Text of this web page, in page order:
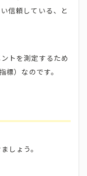
信頼している、と
トを測定するため
）なのです。
しょう。